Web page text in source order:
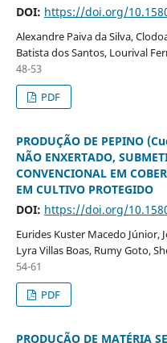
DOI: https://doi.org/
Alexandre Paiva da Silva,
Batista dos Santos, Lourival
48-53
PDF
PRODUÇÃO DE PEPINO
NÃO ENXERTADO,
CONVENCIONAL EM
EM CULTIVO PROTEGIDO
DOI: https://doi.org/
Eurides Kuster Macedo Júnior,
Lyra Villas Boas, Rumy Goto,
54-61
PDF
PRODUÇÃO DE MATÉRIA